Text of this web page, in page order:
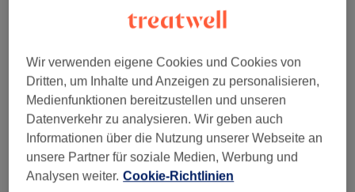
4,9 1603 Bewertungen
Ambiente
Wir verwenden eigene Cookies und Cookies von
Dritten, um Inhalte und Anzeigen zu personalisieren,
Medienfunktionen bereitzustellen und unseren
Datenverkehr zu analysieren. Wir geben auch
Informationen über die Nutzung unserer Webseite an
unsere Partner für soziale Medien, Werbung und
Analysen weiter. Cookie-Richtlinien